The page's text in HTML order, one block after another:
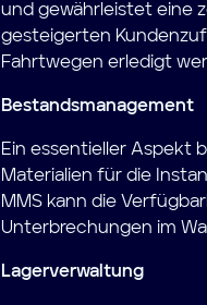
und gewährleistet eine
gesteigerten
Fahrtwegen erledigt
Bestandsmanagement
Ein essentieller Aspekt
Materialien für die
MMS kann die
Unterbrechungen im
Lagerverwaltung